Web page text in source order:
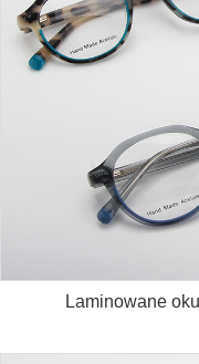
Laminowane